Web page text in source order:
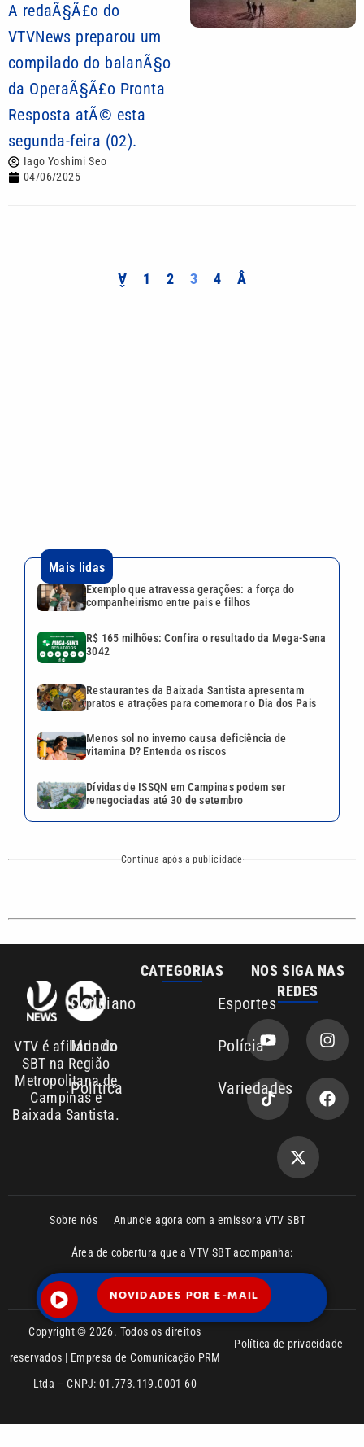
NOVIDADES POR E-MAIL
A redaÃ§Ã£o do
VTVNews preparou um
compilado do balanÃ§o
da OperaÃ§Ã£o Pronta
Resposta atÃ© esta
segunda-feira (02).
Iago Yoshimi Seo
04/06/2025
Â 1 2 3 4 Â
vitamina D? Entenda os riscos
Dívidas de ISSQN em Campinas podem ser
renegociadas até 30 de setembro
VTV é afiliada do
SBT na Região
Cotidiano Esportes
Mundo Polícia
REDES
Anuncie agora com a emissora VTV SBT
Área de cobertura que a VTV SBT acompanha:
Entre em contato com a VTV News
Copyright © 2026. Todos os direitos
reservados | Empresa de Comunicação PRM
Política de privacidade